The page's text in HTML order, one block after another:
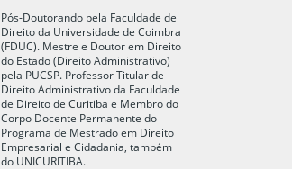
Pós-Doutorando pela Faculdade de
Direito da Universidade de Coimbra
(FDUC). Mestre e Doutor em Direito
do Estado (Direito Administrativo)
pela PUCSP. Professor Titular de
Direito Administrativo da Faculdade
de Direito de Curitiba e Membro do
Corpo Docente Permanente do
Programa de Mestrado em Direito
Empresarial e Cidadania, também
do UNICURITIBA.